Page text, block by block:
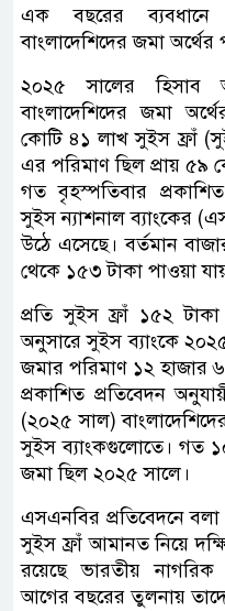
এক বছরের ব্যবধানে
বাংলাদেশিদের জমা অর্থের
২০২৫ সালের হিসাব
বাংলাদেশিদের জমা
কোটি ৪১ লাখ সুইস ফ্রাঁ
এর পরিমাণ ছিল প্রায় ৫৯
গত বৃহস্পতিবার প্রকাশিত
সুইস ন্যাশনাল ব্যাংকের
উঠে এসেছে। বর্তমান
থেকে ১৫৩ টাকা পাওয়া
প্রতি সুইস ফ্রাঁ ১৫২
অনুসারে সুইস ব্যাংকে
জমার পরিমাণ ১২ হাজার
প্রকাশিত প্রতিবেদন
(২০২৫ সাল)
সুইস ব্যাংকগুলোতে। গত ১০
জমা ছিল ২০২৫ সালে।
এসএনবির প্রতিবেদনে
সুইস ফ্রাঁ আমানত নিয়ে
রয়েছে ভারতীয়
আগের বছরের তুলনায়